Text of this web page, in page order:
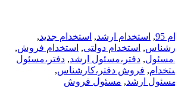
, استخدام ارشد, استخدام جدید,
, استخدام دولتی, استخدام فروش,
, دفتر،مسئول ارشد, دفتر،مسئول
, فروش دفتر،کارشناس,
ارشد, مسئول فروش